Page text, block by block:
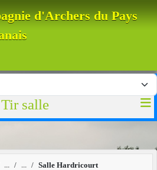
d'Archers du Pays
Tir salle
Salle Hardricourt